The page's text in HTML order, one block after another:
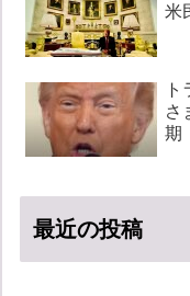
米
さ
期
最近の投稿